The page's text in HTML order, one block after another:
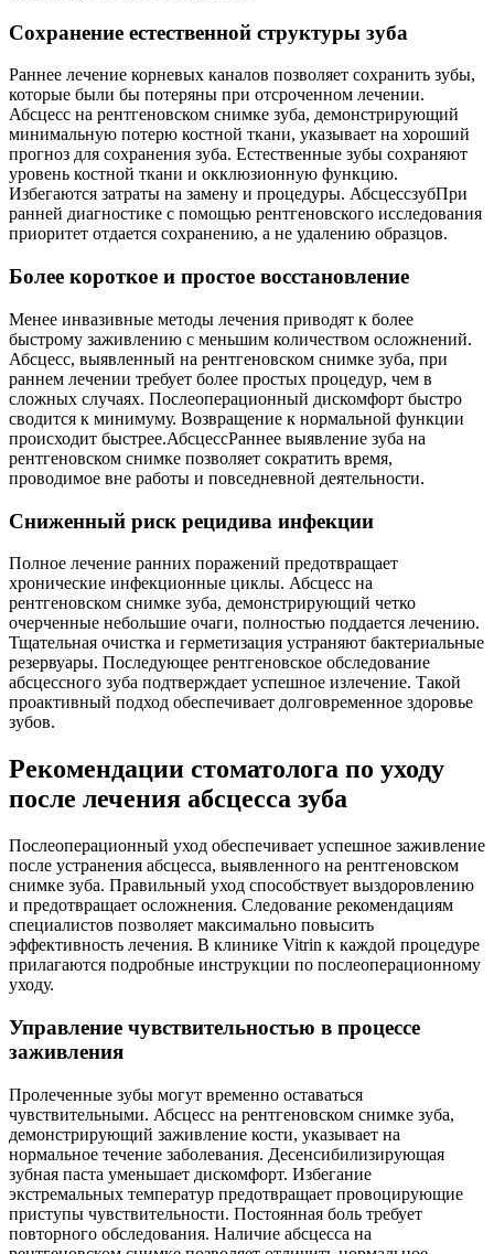
Сохранение естественной структуры зуба
Раннее лечение корневых каналов позволяет сохранить зубы,
которые были бы потеряны при отсроченном лечении.
Абсцесс на рентгеновском снимке зуба, демонстрирующий
минимальную потерю костной ткани, указывает на хороший
прогноз для сохранения зуба. Естественные зубы сохраняют
уровень костной ткани и окклюзионную функцию.
Избегаются затраты на замену и процедуры. АбсцессзубПри
ранней диагностике с помощью рентгеновского исследования
приоритет отдается сохранению, а не удалению образцов.
Более короткое и простое восстановление
Менее инвазивные методы лечения приводят к более
быстрому заживлению с меньшим количеством осложнений.
Абсцесс, выявленный на рентгеновском снимке зуба, при
раннем лечении требует более простых процедур, чем в
сложных случаях. Послеоперационный дискомфорт быстро
сводится к минимуму. Возвращение к нормальной функции
происходит быстрее.АбсцессРаннее выявление зуба на
рентгеновском снимке позволяет сократить время,
проводимое вне работы и повседневной деятельности.
Сниженный риск рецидива инфекции
Полное лечение ранних поражений предотвращает
хронические инфекционные циклы. Абсцесс на
рентгеновском снимке зуба, демонстрирующий четко
очерченные небольшие очаги, полностью поддается лечению.
Тщательная очистка и герметизация устраняют бактериальные
резервуары. Последующее рентгеновское обследование
абсцессного зуба подтверждает успешное излечение. Такой
проактивный подход обеспечивает долговременное здоровье
зубов.
Рекомендации стоматолога по уходу
после лечения абсцесса зуба
Послеоперационный уход обеспечивает успешное заживление
после устранения абсцесса, выявленного на рентгеновском
снимке зуба. Правильный уход способствует выздоровлению
и предотвращает осложнения. Следование рекомендациям
специалистов позволяет максимально повысить
эффективность лечения. В клинике Vitrin к каждой процедуре
прилагаются подробные инструкции по послеоперационному
уходу.
Управление чувствительностью в процессе
заживления
Пролеченные зубы могут временно оставаться
чувствительными. Абсцесс на рентгеновском снимке зуба,
демонстрирующий заживление кости, указывает на
нормальное течение заболевания. Десенсибилизирующая
зубная паста уменьшает дискомфорт. Избегание
экстремальных температур предотвращает провоцирующие
приступы чувствительности. Постоянная боль требует
повторного обследования. Наличие абсцесса на